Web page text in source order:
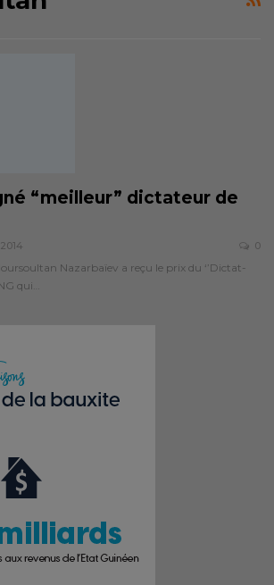
“meilleur” dictateur de
0
Nazarbaïev a reçu le prix du ‘’Dictat-
qui…